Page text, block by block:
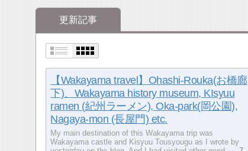
更新記事
【Wakayama travel】Ohashi-Rouka(お橋廊
下)、Wakayama history museum, KIsyuu
ramen (紀州ラーメン), Oka-park(岡公園),
Nagaya-mon (長屋門) etc.
My main destination of this Wakayama trip was
Wakayama castle and Kisyuu Tousyougu as I wrote by